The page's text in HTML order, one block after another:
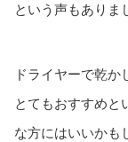
という声もありま
ドライヤーで乾
とてもおすすめと
な方にはいいかも